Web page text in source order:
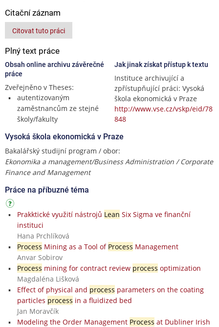
Citační záznam
Citovat tuto práci
Plný text práce
Obsah online archivu závěrečné
práce
Zveřejněno v Theses:
autentizovaným
zaměstnancům ze stejné
školy/fakulty
Jak jinak získat přístup k textu
Instituce archivující a
zpřístupňující práci: Vysoká
škola ekonomická v Praze
http://www.vse.cz/vskp/eid/78
848
Vysoká škola ekonomická v Praze
Bakalářský studijní program / obor:
Ekonomika a management/Business Administration / Corporate
Finance and Management
Práce na příbuzné téma
Prakktické využití nástrojů Lean Six Sigma ve finanční
instituci
Hana Prchlíková
Process Mining as a Tool of Process Management
Anvar Sobirov
Process mining for contract review process optimization
Magdaléna Lišková
Effect of physical and process parameters on the coating
particles process in a fluidized bed
Jan Moravčík
Modeling the Order Management Process at Dubliner Irish